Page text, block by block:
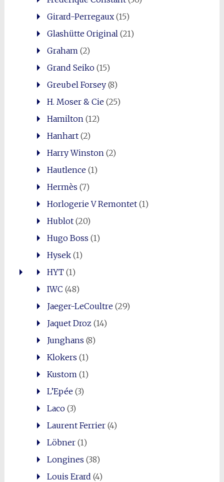
Girard-Perregaux(15)
Glashütte Original(21)
Graham(2)
Grand Seiko(15)
Greubel Forsey(8)
H. Moser & Cie(25)
Hamilton(12)
Hanhart(2)
Harry Winston(2)
Hautlence(1)
Hermès (7)
Horlogerie V Remontet(1)
Hublot(20)
Hugo Boss (1)
Hysek(1)
HYT(1)
IWC (48)
Jaeger-LeCoultre(29)
Jaquet Droz (14)
Junghans (8)
Klokers (1)
Kustom(1)
L’Epée(3)
Laco(3)
Laurent Ferrier(4)
Löbner(1)
Longines (38)
Louis Erard (4)